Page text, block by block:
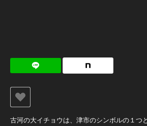
古河の大イチョウは、津市のシンボルの１つ